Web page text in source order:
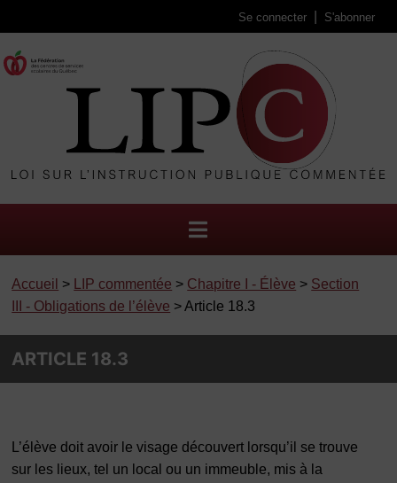
Se connecter S'abonner
Accueil > LIP commentée > Chapitre I - Élève > Section
III - Obligations de l’élève > Article 18.3
ARTICLE 18.3
L’élève doit avoir le visage découvert lorsqu’il se trouve
sur les lieux, tel un local ou un immeuble, mis à la